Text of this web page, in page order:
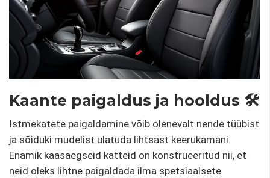
Kaante paigaldus ja hooldus 🛠️
Istmekatete paigaldamine võib olenevalt nende tüübist
ja sõiduki mudelist ulatuda lihtsast keerukamani.
Enamik kaasaegseid katteid on konstrueeritud nii, et
neid oleks lihtne paigaldada ilma spetsiaalsete